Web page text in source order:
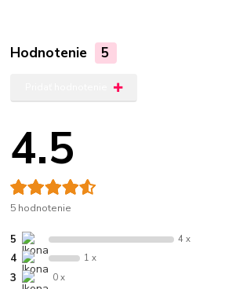
Hodnotenie 5
4.5
5 hodnotenie
5 4 x
4 1 x
3 0 x